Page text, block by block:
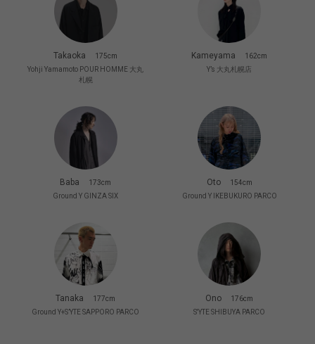
Takaoka
175cm
Yohji Yamamoto POUR HOMME 大丸
札幌
Kameyama
162cm
Y’s 大丸札幌店
Baba
173cm
Ground Y GINZA SIX
Oto
154cm
Ground Y IKEBUKURO PARCO
Tanaka
177cm
Ground Y+S’YTE SAPPORO PARCO
Ono
176cm
S'YTE SHIBUYA PARCO